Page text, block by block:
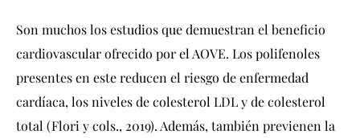
Son muchos los estudios que demuestran el beneficio
cardiovascular ofrecido por el AOVE. Los polifenoles
presentes en este reducen el riesgo de enfermedad
cardíaca, los niveles de colesterol LDL y de colesterol
total (Flori y cols., 2019). Además, también previenen la